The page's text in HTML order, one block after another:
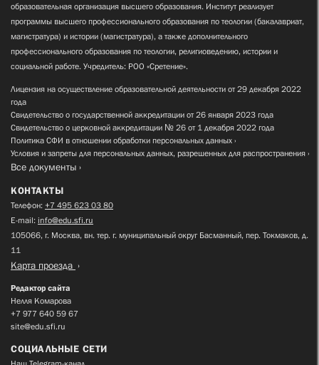
образовательная организация высшего образования. Институт реализует
программы высшего профессионального образования по теологии (бакалавриат,
магистратура) и истории (магистратура), а также дополнительного
профессионального образования по теологии, религиоведению, истории и
социальной работе. Учредитель: РОО «Сретение».
Лицензия на осуществление образовательной деятельности от 29 декабря 2022
года
Свидетельство о государственной аккредитации от 26 января 2023 года
Свидетельство о церковной аккредитации № 26 от 1 декабря 2022 года
Политика СФИ в отношении обработки персональных данных
Условия и запреты для персональных данных, разрешенных для распространения
Все документы
КОНТАКТЫ
Телефон: +7 495 623 03 80
E-mail: info@edu.sfi.ru
105066, г. Москва, вн. тер. г. муниципальный округ Басманный, пер. Токмаков, д.
11
Карта проезда
Редактор сайта
Нелля Комарова
+7 977 640 59 67
site@edu.sfi.ru
СОЦИАЛЬНЫЕ СЕТИ